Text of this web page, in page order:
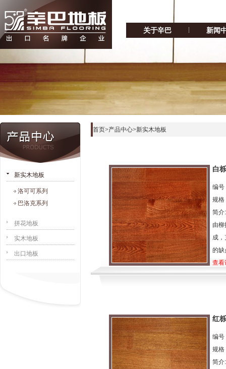
关于辛巴 新闻
新实木地板
洛可可系列
巴洛克系列
拼花地板
实木地板
出口地板
首页>产品中心>新实木地板
白
编号
规
简介
由
成
的缺
查看
红
编号
规
简介